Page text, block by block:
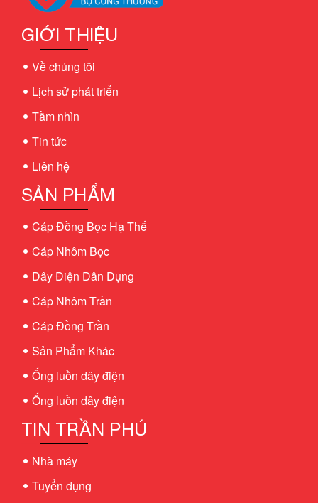
GIỚI THIỆU
Về chúng tôi
Lịch sử phát triển
Tầm nhìn
Tin tức
Liên hệ
SẢN PHẨM
Cáp Đồng Bọc Hạ Thế
Cáp Nhôm Bọc
Dây Điện Dân Dụng
Cáp Nhôm Trần
Cáp Đồng Trần
Sản Phẩm Khác
Ống luồn dây điện
Ống luồn dây điện
TIN TRẦN PHÚ
Nhà máy
Tuyển dụng